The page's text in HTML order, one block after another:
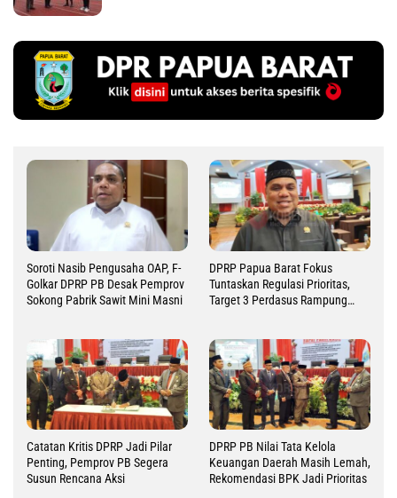
Soroti Nasib Pengusaha OAP, F-
Golkar DPRP PB Desak Pemprov
Sokong Pabrik Sawit Mini Masni
DPRP Papua Barat Fokus
Tuntaskan Regulasi Prioritas,
Target 3 Perdasus Rampung
Catatan Kritis DPRP Jadi Pilar
Penting, Pemprov PB Segera
Susun Rencana Aksi
DPRP PB Nilai Tata Kelola
Keuangan Daerah Masih Lemah,
Rekomendasi BPK Jadi Prioritas